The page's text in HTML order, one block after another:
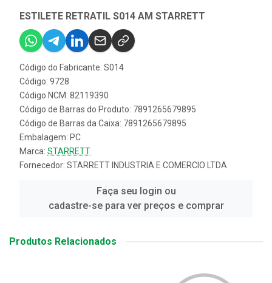
ESTILETE RETRATIL S014 AM STARRETT
Código do Fabricante: S014
Código: 9728
Código NCM: 82119390
Código de Barras do Produto: 7891265679895
Código de Barras da Caixa: 7891265679895
Embalagem: PC
Marca: STARRETT
Fornecedor: STARRETT INDUSTRIA E COMERCIO LTDA
Faça seu login ou
cadastre-se para ver preços e comprar
Produtos Relacionados